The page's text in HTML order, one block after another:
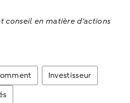
conseil en matière d'actions
Investisseur